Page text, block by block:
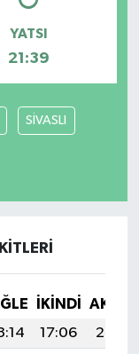
YATSI
21:39
SİVASLI
İKINDI
17:06
20:27